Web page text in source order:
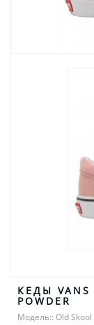
КЕДЫ VANS
POWDER
Модель:: Old Skool